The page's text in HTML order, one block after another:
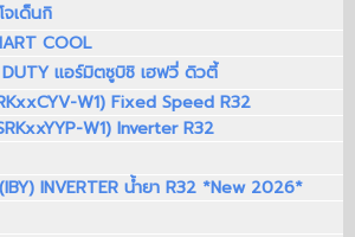
จเด็นกิ
COOL
DUTY แอร์มิตซูบิชิ เฮฟวี่ ดิวตี้
W1) Fixed Speed R32
W1) Inverter R32
INVERTER น้ำยา R32 *New 2026*